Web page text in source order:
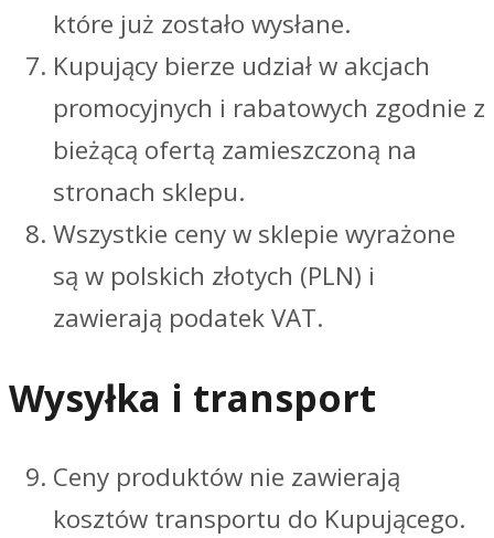
które już zostało wysłane.
Kupujący bierze udział w akcjach
promocyjnych i rabatowych zgodnie z
bieżącą ofertą zamieszczoną na
stronach sklepu.
Wszystkie ceny w sklepie wyrażone
są w polskich złotych (PLN) i
zawierają podatek VAT.
Wysyłka i transport
Ceny produktów nie zawierają
kosztów transportu do Kupującego.